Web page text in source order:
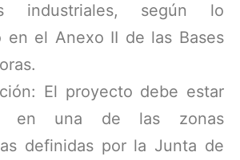
industriales, según lo
en el Anexo II de las Bases
El proyecto debe estar
en una de las zonas
definidas por la Junta de